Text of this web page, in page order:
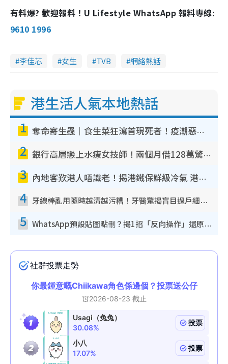
有料爆? 歡迎報料！U Lifestyle WhatsApp 報料專線:
9610 1996
李佳芯 女生 TVB 網絡熱話
港生活人氣本地熱話
1 奪命寄生蟲｜食生菜狂瀉首現死者！疫潮惡化錄1.8萬宗病例 揭洗菜3大謬誤
2 銀行高層戀上水療女技師！兩個月借128萬驚覺「沉船」沉落火海 揭背後疑似邪教操控賣淫
3 內地客歎港人唔識老！揭港鐵保鮮級冷氣 港人求放過：咪投訴
4 牙線棒亂用隨時越清越污糟！牙醫驚揭盲目過戶細菌恐致蛀牙：呢種先係日常真保養
5 WhatsApp預設貼圖點刪？揭1招「反向操作」還原簡潔介面 附3步實測教學